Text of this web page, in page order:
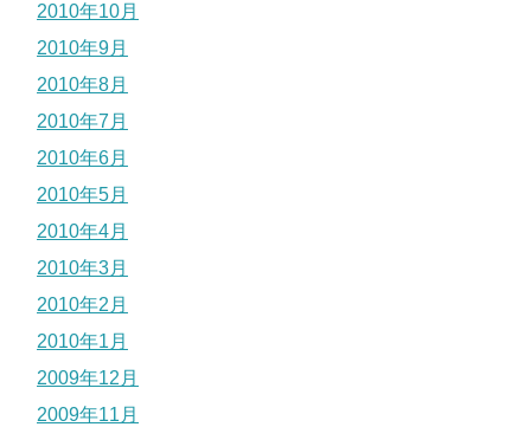
2010年10月
2010年9月
2010年8月
2010年7月
2010年6月
2010年5月
2010年4月
2010年3月
2010年2月
2010年1月
2009年12月
2009年11月